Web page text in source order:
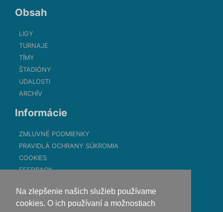
Na zlepšenie našich služieb používame
cookies. O ich používaní a možnostiach
Obsah
LIGY
TURNAJE
TÍMY
ŠTADIÓNY
UDALOSTI
ARCHÍV
Informácie
ZMLUVNÉ PODMIENKY
PRAVIDLÁ OCHRANY SÚKROMIA
COOKIES
FEEDBACK
Kontakt
contact@myliga.sk